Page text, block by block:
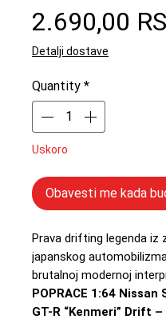
2.690,00
Detalji dostave
Quantity *
Uskoro
Obavesti me kada
Prava drifting legenda iz
japanskog
brutalnoj modernoj
POPRACE 1:64 Nissan
GT-R “Kenmeri” Drift –